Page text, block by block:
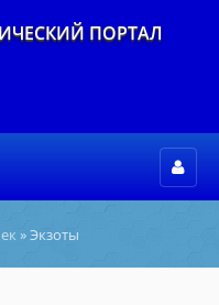
ПОРТАЛ
» Экзоты